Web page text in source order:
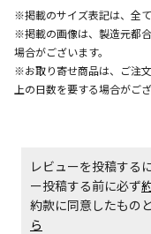
エアコンの
生する場合
商品購入個
※掲載のサイズ表記は、全て
※掲載の画像は、製造元都
場合がございます。
※お取り寄せ商品は、ご注
上の日数を要する場合がござ
レビューを投稿する
ー投稿する前に必ず
約款に同意したも
ら